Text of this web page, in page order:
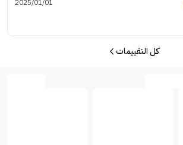
2025/01/01
كل التقييمات